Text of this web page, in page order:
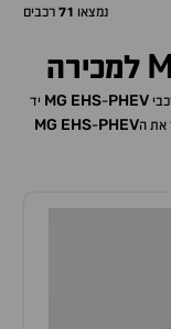
נמצאו 71 רכבים
למכירה
MG EHS-PHEV
יד
MG EHS-PHEV